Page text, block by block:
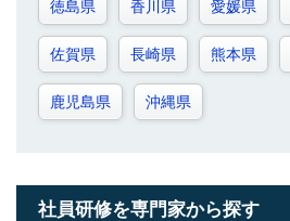
徳島県 香川県 愛媛県
佐賀県 長崎県 熊本県
鹿児島県 沖縄県
社員研修を専門家から探す